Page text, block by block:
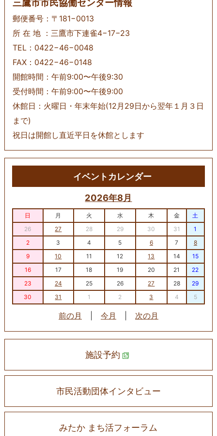
郵便番号：〒181−0013
所 在 地 ：三鷹市下連雀4−17−23
TEL：0422−46−0048
FAX：0422−46−0148
開館時間：午前9:00〜午後9:30
受付時間：午前9:00〜午後9:00
休館日：火曜日・年末年始(12月29日から翌年１月３日
まで)
祝日は開館し直近平日を休館とします
イベントカレンダー
2026年8月
日 月 火 水 木 金
土
26
27 28 29 30 31
1
2
3 4 5 6 7
8
9
10 11 12 13 14
15
16
17 18 19 20 21
22
23
24 25 26 27 28
29
30
31 1 2 3 4 5
前の月 今月 次の月
施設予約
市民活動団体インタビュー
みたか まち活フォーラム